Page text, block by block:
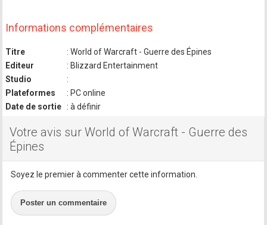
Informations complémentaires
Titre
: World of Warcraft - Guerre des Épines
Editeur
: Blizzard Entertainment
Studio
:
Plateformes
: PC online
Date de sortie
: à définir
Votre avis sur World of Warcraft - Guerre des
Épines
Soyez le premier à commenter cette information.
Poster un commentaire